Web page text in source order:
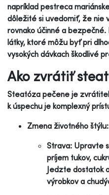
napríklad pestreca
dôležité si uvedomiť, že nie
rovnako účinné a
látky, ktoré môžu byť pri
vysokých dávkach škodlivé
Ako zvrátiť
Steatóza pečene je
k úspechu je komplexný
Zmena životného štýlu:
Strava: Upravte
príjem tukov,
Jedzte dostatok
výrobkov a